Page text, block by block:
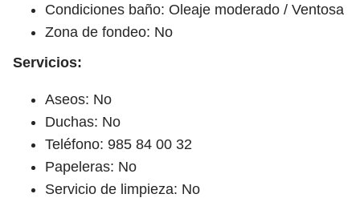
Condiciones baño: Oleaje moderado / Ventosa
Zona de fondeo: No
Servicios:
Aseos: No
Duchas: No
Teléfono: 985 84 00 32
Papeleras: No
Servicio de limpieza: No